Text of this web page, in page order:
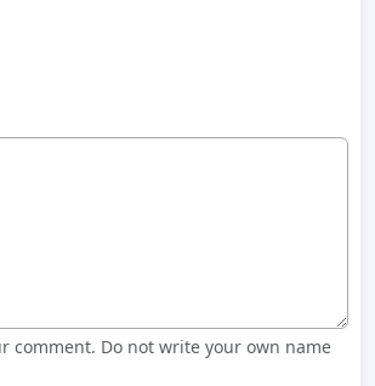
comment. Do not write your own name